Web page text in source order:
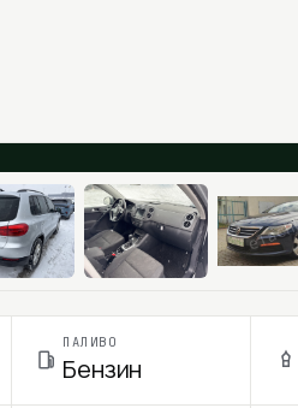
ПАЛИВО
Бензин